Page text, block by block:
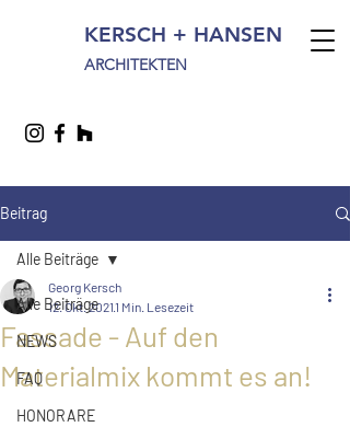
KERSCH + HANSEN
ARCHITEKTEN
Beitrag
Alle Beiträge
NEWS
FAQ
HONORARE
Alle Beiträge
Fassade - Auf den
Materialmix kommt es an!
Georg Kersch
12. Okt. 2021 1 Min. Lesezeit